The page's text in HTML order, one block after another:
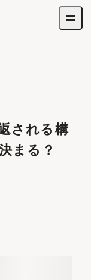
される構
まる？